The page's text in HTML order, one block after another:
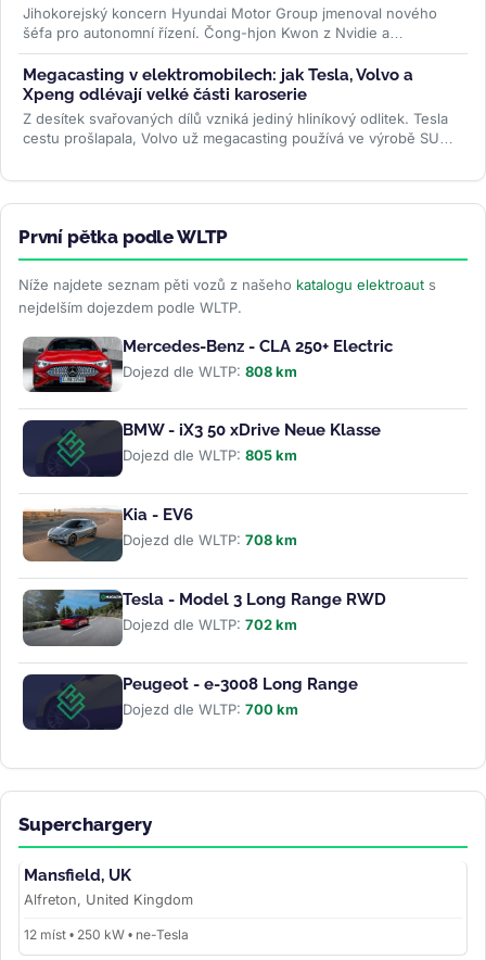
Jihokorejský koncern Hyundai Motor Group jmenoval nového
šéfa pro autonomní řízení. Čong-hjon Kwon z Nvidie a
Samsungu má značku posunout...>>
Megacasting v elektromobilech: jak Tesla, Volvo a
Xpeng odlévají velké části karoserie
Z desítek svařovaných dílů vzniká jediný hliníkový odlitek. Tesla
cestu prošlapala, Volvo už megacasting používá ve výrobě SUV
První pětka podle WLTP
Níže najdete seznam pěti vozů z našeho katalogu elektroaut s
nejdelším dojezdem podle WLTP.
Mercedes-Benz - CLA 250+ Electric
Dojezd dle WLTP: 808 km
BMW - iX3 50 xDrive Neue Klasse
Dojezd dle WLTP: 805 km
Kia - EV6
Dojezd dle WLTP: 708 km
Tesla - Model 3 Long Range RWD
Dojezd dle WLTP: 702 km
Peugeot - e-3008 Long Range
Dojezd dle WLTP: 700 km
Superchargery
Mansfield, UK
Alfreton, United Kingdom
12 míst • 250 kW • ne-Tesla